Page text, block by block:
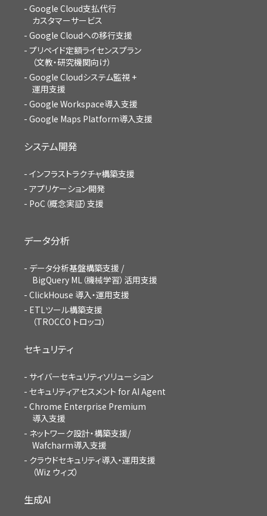
Google Cloud支払代行
カスタマーサービス
Google Cloudへの移行支援
プリペイド定額ライセンスプラン
（文教・研究機関向け）
Google Cloudシステム監視 +
運用支援
Google Workspace導入支援
Google Maps Platform導入支援
システム開発
インフラストラクチャ構築支援
アプリケーション開発
PoC（概念実証）支援
データ分析
データ分析基盤構築支援 /
BigQuery ML（機械学習）活用支援
ClickHouse 導入・運用支援
ETLツール構築支援
（TROCCO トロッコ）
セキュリティ
サイバーセキュリティソリューション
セキュリティアセスメント for AI Agent
Chrome Enterprise Premium
導入支援
ネットワーク設計・構築支援/
Wafcharm導入支援
クラウドセキュリティ導入・運用支援
（Wiz ウィズ）
生成AI